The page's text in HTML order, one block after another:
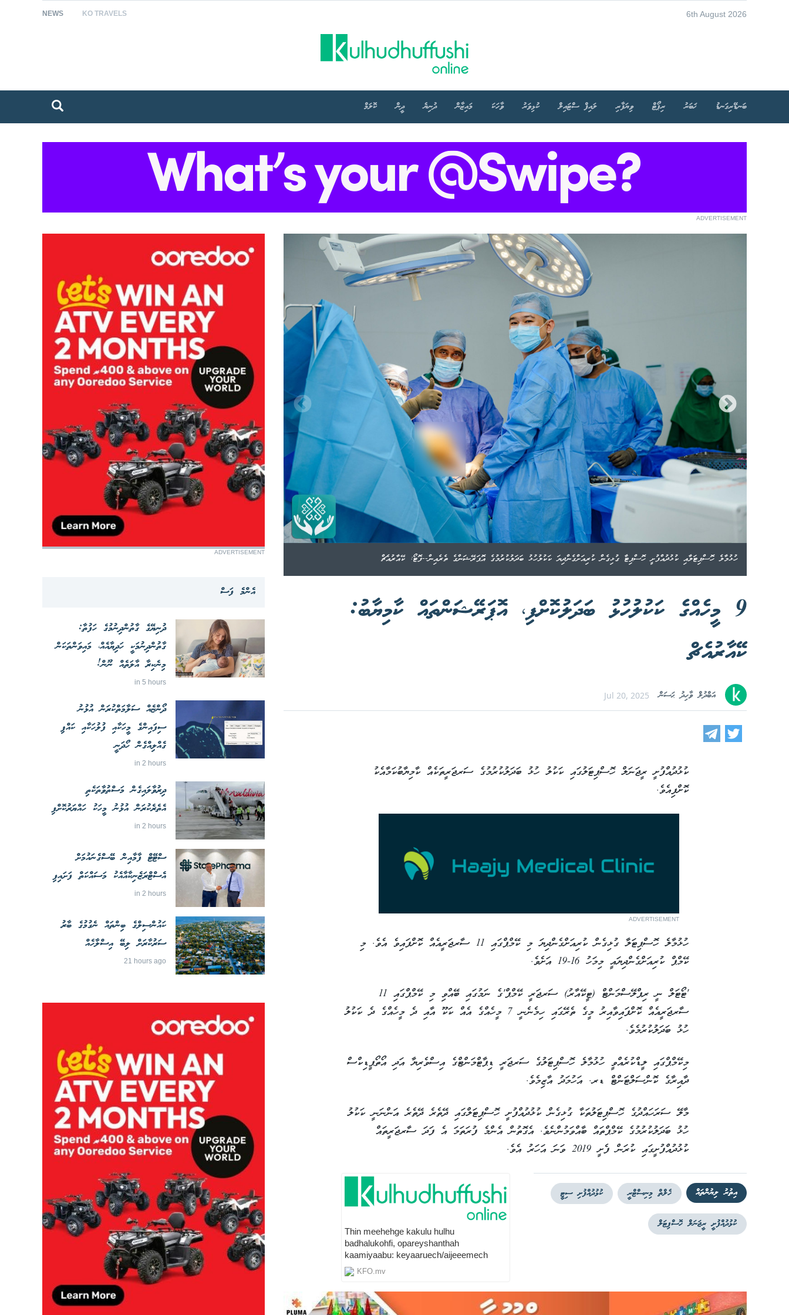
NEWS KO TRAVELS 6th August 2026
ބަނޑޭރިގަނޑު ޚަބަރު ރިޕޯޓް ވިޔަފާރި ލައިފް ސްޓައިލް ކުޅިވަރު ވާހަކަ މައިޒާން ދުނިޔެ ދީން ކޮލަމް
ADVERTISEMENT
ހުޅުމާލެ ހޮސްޕިޓަލާއި ކުޅުދުއްފުށީ ހޮސްޕިޓާ ގުޅިގެން ކުރިއަށްގެންދިޔަ ކަކުލުހުޅު ބަދަލުކުރުމުގެ އޮޕަރޭޝަންގެ ތެރެއިން--ފޮޓޯ: ކޭއާރުއެޗް
9 މީހެއްގެ ކަކުލުހުޅު ބަދަލުކޮށްފި، އޮޕަރޭޝަންތައް ކާމިޔާބު:
ކޭއާރުއެޗް
އަބްދުލް ވާހިދު ޙަސަން Jul 20, 2025
ކުޅުދުއްފުށީ ރީޖަނަލް ހޮސްޕިޓަލުގައި ކަކުލު ހުޅު ބަދަލުކުރުމުގެ ސަރޖަރީތަކެއް ކާމިޔާބުކަމާއެކު
ކޮށްފިއެވެ.
ADVERTISEMENT
ހުޅުމާލެ ހޮސްޕިޓަލާ ގުޅިގެން ކުރިއަށްގެންދިޔަ މި ކޭމްޕްގައި 11 ސާރޖަރީއެއް ކޮށްފައިވެ އެވެ. މި
ކޭމްޕް ކުރިއަށްގެންދިޔައީ މިމަހު 16-19 އަށެވެ.
'ޓޯޓަލް ނީ ރިޕްލޭސްމަންޓް (ޓީކޭއާރު) ސަރޖަރީ ކޭމްޕް'ގެ ނަމުގައި ބޭއްވި މި ކޭމްޕްގައި 11
ސާރޖަރީއެއް ކޮށްފައިވާއިރު މީގެ ތެރޭގައި ހިމެނެނީ 7 މީހެއްގެ އެއް ކަކޫ އާއި ދެ މީހެއްގެ ދެ ކަކުލު
ހުޅު ބަދަލުކުރުމެވެ.
މިކޭމްޕްގައި ލީޑްކުރެއްވީ ހުޅުމާލެ ހޮސްޕިޓަލުގެ ސަރޖަރީ ޑިޕާޓްމަންޓްގެ އިސްވެރިޔާ އަދި އޯތޯޕީޑިކްސް
ދާއިރާގެ ކޮންސަލްޓަންޓް ޑރ. އަހުމަދު އާޒިމެވެ.
މާލޭ ސަރަހައްދުގެ ހޮސްޕިޓަލުތަކާ ގުޅިގެން ކުޅުދުއްފުށީ ހޮސްޕިޓަލްގައި ދޭތެރެ ދޭތެރެ އަންނަނީ ކަކުލު
ހުޅު ބަދަލުކުރުމުގެ ކޭމްޕްތައް ބާއްވަމުންނެވެ. އެގޮތުން އެންމެ ފުރަތަމަ އެ ފަދަ ސާރޖަރީތައް
ކުޅުދުއްފުށީގައި ކުރަން ފެށީ 2019 ވަނަ އަހަރު އެވެ.
Thin meehehge kakulu hulhu
badhalukohfi, opareyshanthah
kaamiyaabu: keyaaruech/aijeeemech
KFO.mv
އިތުރު ލިޔުންތައް ހެލްތް މިނިސްޓްރީ ކުޅުދުއްފުށި ސިޓީ
ކުޅުދުއްފުށީ ރީޖަނަލް ހޮސްޕިޓަލް
ADVERTISEMENT
އެންމެ ފަސް
ދުނިޔޭގެ ގާތުންދިނުމުގެ ހަފުތާ:
ގާތުންދިނުމަކީ ހަދިޔާއެއް، މައިވަންތަކަން
މިނެކިރާ އާލަތެއް ނޫން!
in 5 hours
ދޯންޏެއް ސަލާމަތްކުރަން އުޅުނު
ސިފައިންގެ މީހަކާއި ފުލުހަކާއި ކައްޕި
ގެއްލިއްގެން ހޯދަނީ
in 2 hours
ދިރުވާލައިގެން މަސްތުވާތަކެތި
އެތެރެކުރަން އުޅުނު މީހަކު ހައްޔަރުކޮށްފި
in 2 hours
ސްޓޭޓް ފާމާއިން ބޭސްގެނައުމަށް
އެސްޓްރަޒެނިކާއާއެކު މަސައްކަތް ފަށައިފި
in 2 hours
ކައުންސިލްގެ ބިންތައް ނެގުމުގެ ބާރު
ސަރުކާރަށް ލިބޭ އިސްލާހެއް
21 hours ago